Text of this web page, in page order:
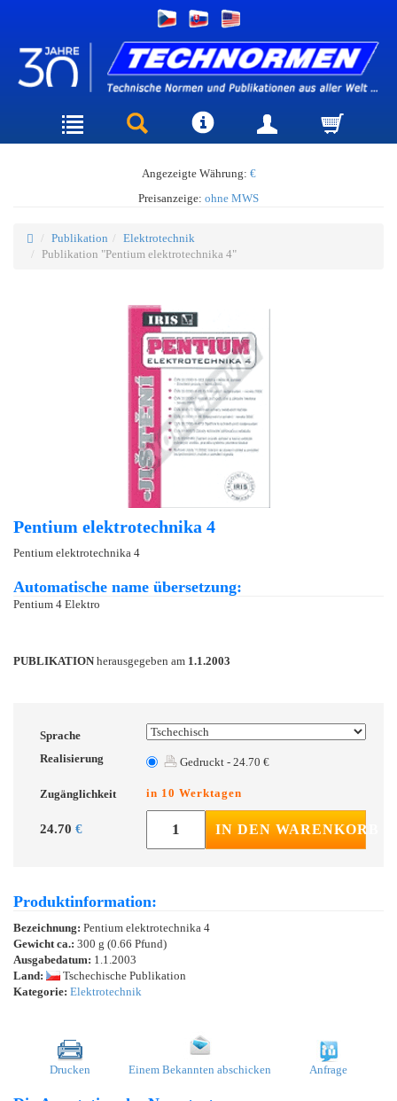
Angezeigte Währung: €
Preisanzeige: ohne MWS
Publikation
Elektrotechnik
Publikation "Pentium elektrotechnika 4"
Pentium elektrotechnika 4
Pentium elektrotechnika 4
Automatische name übersetzung:
Pentium 4 Elektro
PUBLIKATION herausgegeben am 1.1.2003
Sprache
Realisierung
Gedruckt - 24.70 €
Zugänglichkeit in 10 Werktagen
24.70 € IN DEN WARENKORB
Produktinformation:
Bezeichnung: Pentium elektrotechnika 4
Gewicht ca.: 300 g (0.66 Pfund)
Ausgabedatum: 1.1.2003
Land:
Tschechische Publikation
Kategorie: Elektrotechnik
Drucken Einem Bekannten abschicken Anfrage